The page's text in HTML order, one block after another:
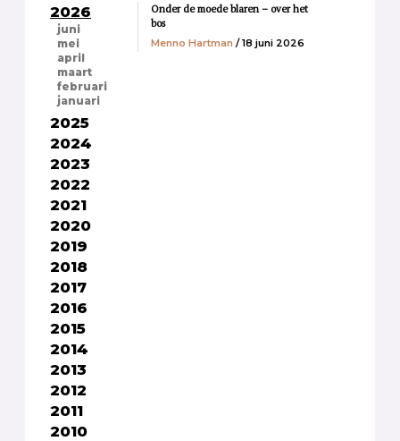
2026
juni
mei
april
maart
februari
januari
2025
2024
2023
2022
2021
2020
2019
2018
2017
2016
2015
2014
2013
2012
2011
2010
Onder de moede blaren – over het
bos
Menno Hartman / 18 juni 2026